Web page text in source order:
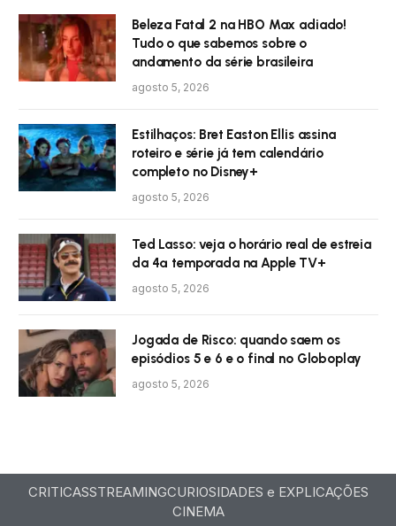
Beleza Fatal 2 na HBO Max adiado!
Tudo o que sabemos sobre o
andamento da série brasileira
agosto 5, 2026
Estilhaços: Bret Easton Ellis assina
roteiro e série já tem calendário
completo no Disney+
agosto 5, 2026
Ted Lasso: veja o horário real de estreia
da 4ª temporada na Apple TV+
agosto 5, 2026
Jogada de Risco: quando saem os
episódios 5 e 6 e o final no Globoplay
agosto 5, 2026
CRITICASSTREAMINGCURIOSIDADES e EXPLICAÇÕES
CINEMA